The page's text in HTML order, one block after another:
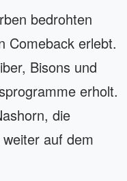
bedrohten
Comeback erlebt.
Bisons und
erholt.
die
auf dem